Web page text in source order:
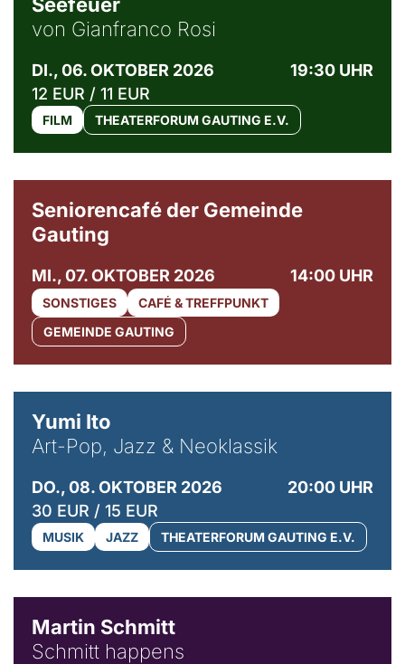
von Gianfranco Rosi
DI., 06. OKTOBER 2026
19:30 UHR
12 EUR / 11 EUR
FILM THEATERFORUM GAUTING E.V.
Seniorencafé der Gemeinde
Gauting
MI., 07. OKTOBER 2026 14:00 UHR
SONSTIGES
CAFÉ & TREFFPUNKT
GEMEINDE GAUTING
Yumi Ito
Art-Pop, Jazz & Neoklassik
DO., 08. OKTOBER 2026
20:00 UHR
30 EUR / 15 EUR
MUSIK JAZZ THEATERFORUM GAUTING E.V.
Martin Schmitt
Schmitt happens